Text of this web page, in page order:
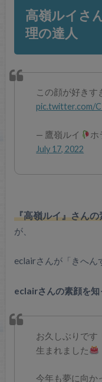
高嶺ルイさ
理の達人
この顔が好きす
pic.twitter.com/
— 鷹嶺ルイ
ホ
July 17, 2022
『高嶺ルイ』さんの
が、
eclairさんが「きへん
eclairさんの素顔を知
お久しぶりです
生まれました
今年も夢に向か